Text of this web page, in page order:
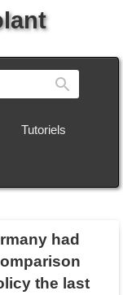
Tutoriels
had
the last